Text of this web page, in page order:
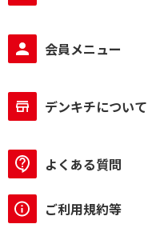
会員メニュー
デンキチについて
よくある質問
ご利用規約等